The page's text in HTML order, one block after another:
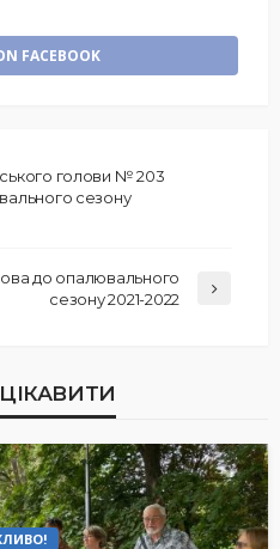
FACEBOOK
голови № 203
сезону
до опалювального
сезону 2021-2022